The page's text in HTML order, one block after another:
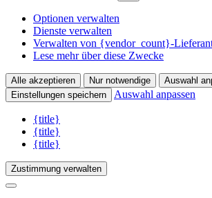
Optionen verwalten
Dienste verwalten
Verwalten von {vendor_count}-
Lese mehr über diese Zwecke
Alle akzeptieren Nur notwendige
Auswahl
Einstellungen speichern
Auswahl anpassen
{title}
{title}
{title}
Zustimmung verwalten